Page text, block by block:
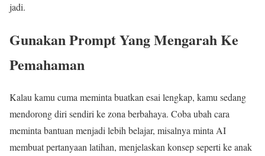
jadi.
Gunakan Prompt Yang Mengarah Ke
Pemahaman
Kalau kamu cuma meminta buatkan esai lengkap, kamu sedang
mendorong diri sendiri ke zona berbahaya. Coba ubah cara
meminta bantuan menjadi lebih belajar, misalnya minta AI
membuat pertanyaan latihan, menjelaskan konsep seperti ke anak